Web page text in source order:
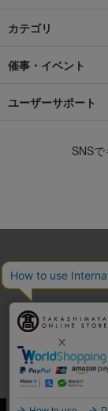
カテゴリ
催事・イベント
ユーザーサポート
SNS
推奨環境
Cookie等の